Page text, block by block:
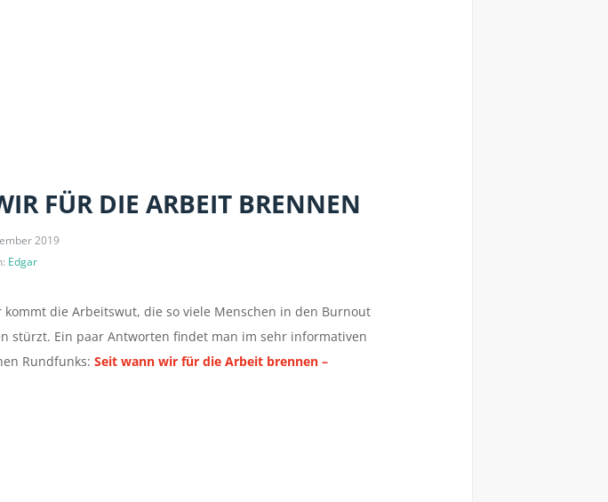
FÜR DIE ARBEIT BRENNEN
2019
Edgar
die Arbeitswut, die so viele Menschen in den Burnout
stürzt. Ein paar Antworten findet man im sehr informativen
Rundfunks: Seit wann wir für die Arbeit brennen –